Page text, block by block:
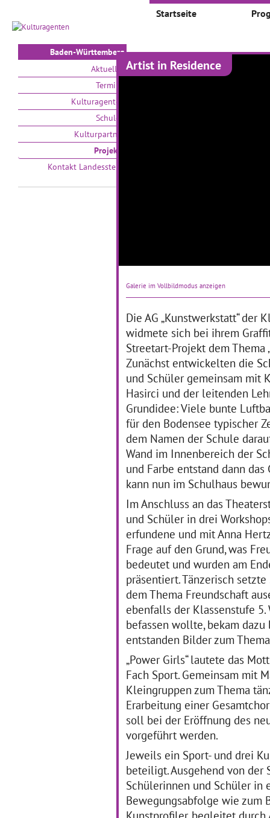
Artist in Residence
Galerie im Vollbildmodus anzeigen
Die AG „Kunstwerkstatt“ der
widmete sich bei ihrem
Streetart-Projekt dem Thema
Zunächst entwickelten die
und Schüler gemeinsam mit
Hasirci und der leitenden
Grundidee: Viele bunte
für den Bodensee typischer
dem Namen der Schule
Wand im Innenbereich der
und Farbe entstand dann
kann nun im Schulhaus
Im Anschluss an das
und Schüler in drei
erfundene und mit Anna
Frage auf den Grund, was
bedeutet und wurden am
präsentiert. Tänzerisch
dem Thema Freundschaft
ebenfalls der Klassenstufe
befassen wollte, bekam
entstanden Bilder zum
„Power Girls“ lautete das
Fach Sport. Gemeinsam mit
Kleingruppen zum Thema
Erarbeitung einer
soll bei der Eröffnung des
vorgeführt werden.
Jeweils ein Sport- und drei
beteiligt. Ausgehend von
Schülerinnen und Schüler
Bewegungsabfolge wie zum
Baden-Württemberg
Aktuelles
Termine
Kulturagenten
Schulen
Kulturpartner
Projekte
Kontakt Landesstelle
Startseite
Projekte
01.03.2017–31.05.2017
Literatur nicht verstaubt und
müssen, erfuhren die
Schülerinnen und Schüler
der Waldschule in
Mannheim.… mehr
Grundschüler als
"Kulturdetektive"
01.02.2017–28.02.2017
Im Rahmen des
mehrjährigen,
fächerübergreifenden
der Hardt-Schule in
Schwäbisch Gmünd lernen
die Schülerinnen und
Schüler der Klassenstufen
Eins bis Vier… mehr
an
in
Literatur trifft Pop
30.01.2017–01.02.2017
An der Tulla Realschule
seit einigen Jahren die
Thementage Musik. In
diesem Jahr nun fand ein
dreitägiger Workshop mit
Schülerinnen und Schülern
der Klassenstufe Acht zum
… mehr